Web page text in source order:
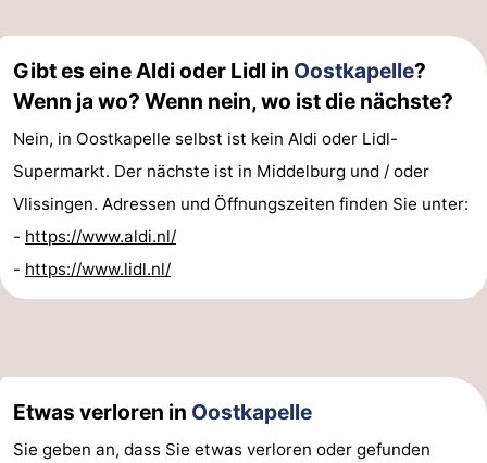
Gibt es eine Aldi oder Lidl in Oostkapelle?
Wenn ja wo? Wenn nein, wo ist die nächste?
Nein, in Oostkapelle selbst ist kein Aldi oder Lidl-
Supermarkt. Der nächste ist in Middelburg und / oder
Vlissingen. Adressen und Öffnungszeiten finden Sie unter:
- https://www.aldi.nl/
- https://www.lidl.nl/
Etwas verloren in Oostkapelle
Sie geben an, dass Sie etwas verloren oder gefunden